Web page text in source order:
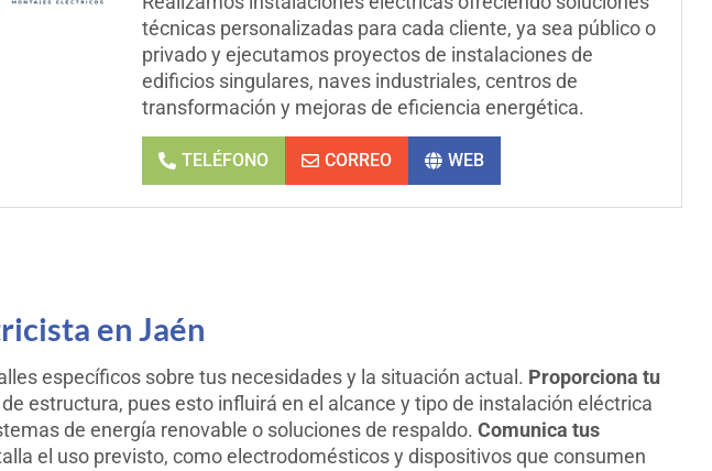
técnicas personalizadas para cada cliente, ya sea público o
privado y ejecutamos proyectos de instalaciones de
edificios singulares, naves industriales, centros de
transformación y mejoras de eficiencia energética.
TELÉFONO CORREO WEB
en Jaén
específicos sobre tus necesidades y la situación actual. Proporciona tu
estructura, pues esto influirá en el alcance y tipo de instalación eléctrica
de energía renovable o soluciones de respaldo. Comunica tus
el uso previsto, como electrodomésticos y dispositivos que consumen